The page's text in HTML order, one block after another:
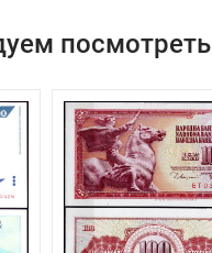
посмотреть